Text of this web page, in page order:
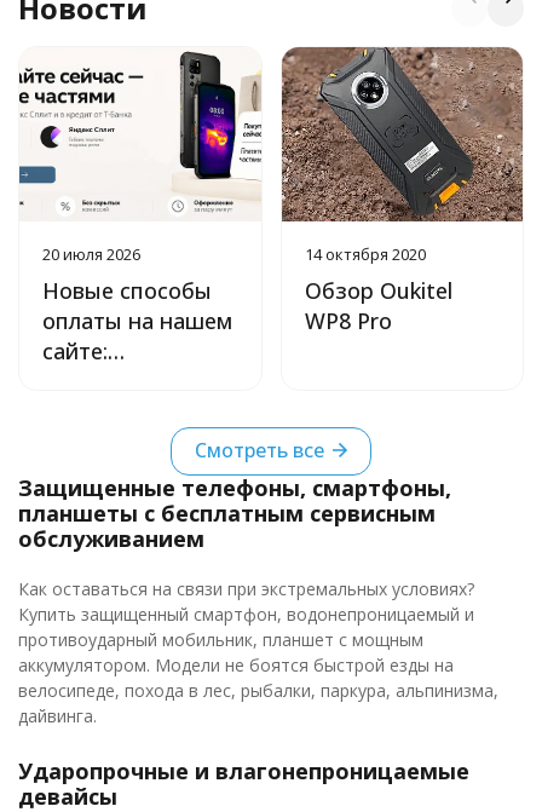
20 июля 2026
Новые способы
оплаты на нашем
сайте:
частями через
Яндекс Сплит
14 октября 2020
Обзор Oukitel
WP8 Pro
Смотреть все
Защищенные телефоны, смартфоны,
планшеты с бесплатным сервисным
обслуживанием
Как оставаться на связи при экстремальных условиях?
Купить защищенный смартфон, водонепроницаемый и
противоударный мобильник, планшет с мощным
аккумулятором. Модели не боятся быстрой езды на
велосипеде, похода в лес, рыбалки, паркура, альпинизма,
дайвинга.
Ударопрочные и влагонепроницаемые
девайсы